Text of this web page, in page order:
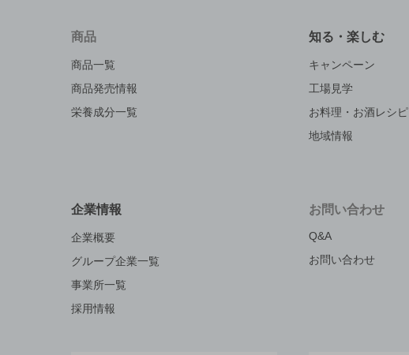
商品
商品一覧
商品発売情報
栄養成分一覧
知る・楽しむ
キャンペーン
工場見学
お料理・お酒レシピ
地域情報
企業情報
企業概要
グループ企業一覧
事業所一覧
採用情報
お問い合わせ
Q&A
お問い合わせ